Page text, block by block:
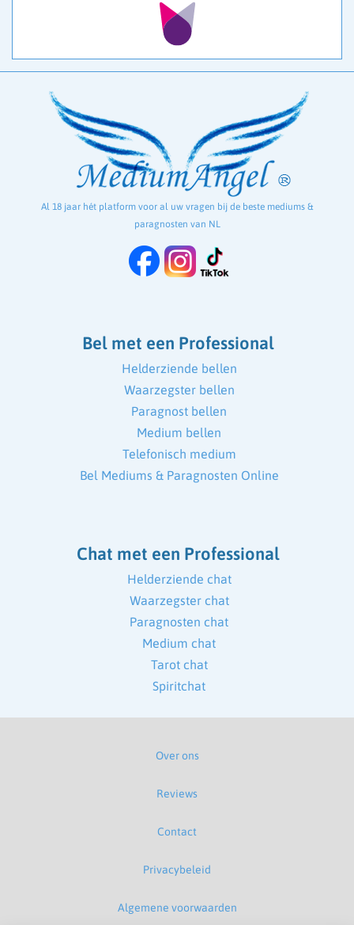
Al 18 jaar hét platform voor al uw vragen bij de beste mediums &
paragnosten van NL
Bel met een Professional
Helderziende bellen
Waarzegster bellen
Paragnost bellen
Medium bellen
Telefonisch medium
Bel Mediums & Paragnosten Online
Chat met een Professional
Helderziende chat
Waarzegster chat
Paragnosten chat
Medium chat
Tarot chat
Spiritchat
Over ons
Reviews
Contact
Privacybeleid
Algemene voorwaarden